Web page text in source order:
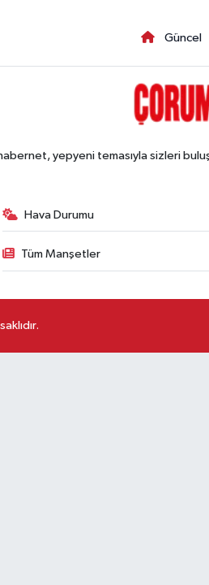
Güncel
yepyeni temasıyla sizleri
Hava Durumu
Tüm Manşetler